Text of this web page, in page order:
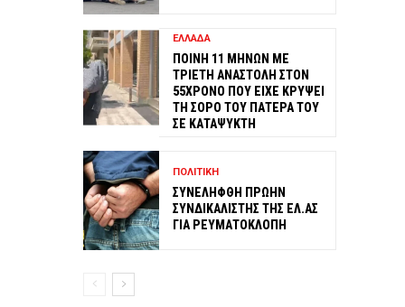
ΕΛΛΑΔΑ
ΠΟΙΝΗ 11 ΜΗΝΩΝ ΜΕ
ΤΡΙΕΤΗ ΑΝΑΣΤΟΛΗ ΣΤΟΝ
55ΧΡΟΝΟ ΠΟΥ ΕΙΧΕ ΚΡΥΨΕΙ
ΤΗ ΣΟΡΟ ΤΟΥ ΠΑΤΕΡΑ ΤΟΥ
ΣΕ ΚΑΤΑΨΥΚΤΗ
ΠΟΛΙΤΙΚΗ
ΣΥΝΕΛΗΦΘΗ ΠΡΩΗΝ
ΣΥΝΔΙΚΑΛΙΣΤΗΣ ΤΗΣ ΕΛ.ΑΣ
ΓΙΑ ΡΕΥΜΑΤΟΚΛΟΠΗ